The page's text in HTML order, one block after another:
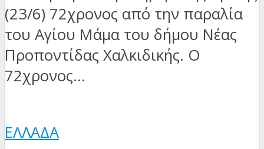
(23/6) 72χρονος από την παραλία
του Αγίου Μάμα του δήμου Νέας
Προποντίδας Χαλκιδικής. Ο
72χρονος...
ΕΛΛΆΔΑ